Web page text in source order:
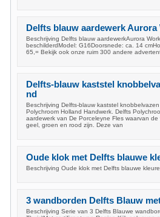
Delfts blauw aardewerk Aurora
Beschrijving Delfts blauw aardewerkAurora
beschilderdModel: G16Doorsnede: ca. 14
65,= Bekijk ook onze ruim 300 andere
Delfts-blauw kaststel
nd
Beschrijving Delfts-blauw kaststel
Polychroom Holland Handwerk. Delfts
aardewerk van De Porceleyne Fles waarvan de
geel, groen en rood zijn. Deze van
Oude klok met Delfts blauwe
Beschrijving Oude klok met Delfts blauwe
3 wandborden Delfts Blauw
Beschrijving Serie van 3 Delfts Blauwe